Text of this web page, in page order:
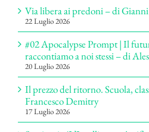
Via libera ai predoni – di
22 Luglio 2026
#02 Apocalypse Prompt | Il
raccontiamo a noi stessi – di
20 Luglio 2026
Il prezzo del ritorno. Scuola,
Francesco Demitry
17 Luglio 2026